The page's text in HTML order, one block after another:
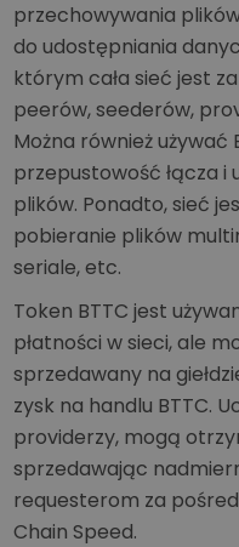
przechowywania
do udostępniania
którym cała sieć jest
peerów, seederów,
Można również używać
przepustowość łącza i
plików. Ponadto, sieć
pobieranie plików
seriale, etc.
Token BTTC jest
płatności w sieci, ale
sprzedawany na
zysk na handlu BTTC.
providerzy, mogą
sprzedawając
requesterom za
Chain Speed.